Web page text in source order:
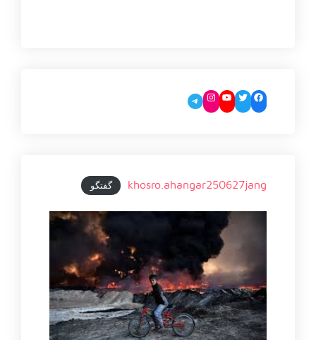
Facebook
Twitter
YouTube
Instagram
Telegram
khosro.ahangar250627jang گفتگو